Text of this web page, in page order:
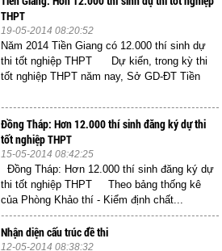
THPT
19-05-2014 08:20:52
Năm 2014 Tiền Giang có 12.000 thí sinh dự
thi tốt nghiệp THPT Dự kiến, trong kỳ thi
tốt nghiệp THPT năm nay, Sở GD-ĐT Tiền
Đồng Tháp: Hơn 12.000 thí sinh đăng ký dự thi
tốt nghiệp THPT
15-05-2014 08:42:25
Đồng Tháp: Hơn 12.000 thí sinh đăng ký dự
thi tốt nghiệp THPT Theo bảng thống kê
của Phòng Khảo thí - Kiểm định chất...
Nhận diện cấu trúc đề thi
12-05-2014 08:38:32